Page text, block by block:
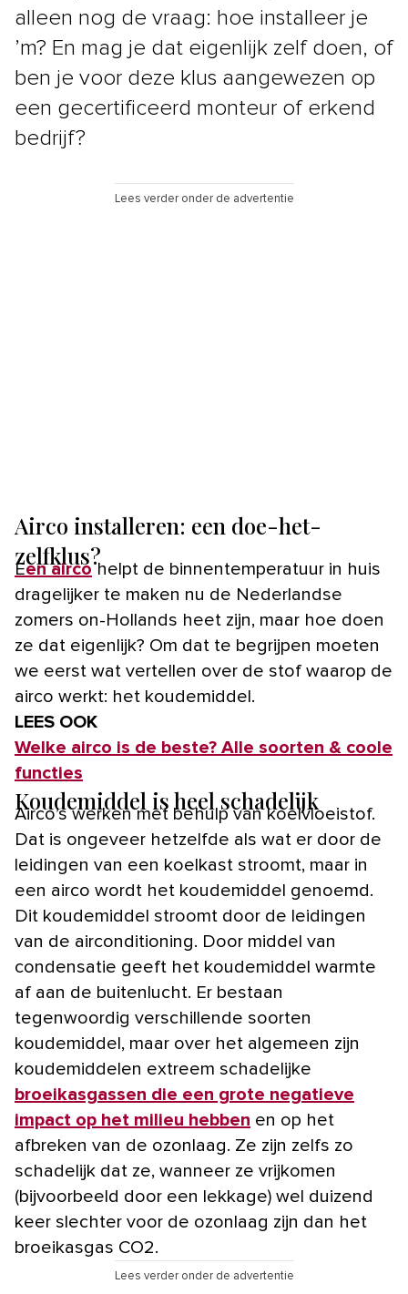
alleen nog de vraag: hoe installeer je
’m? En mag je dat eigenlijk zelf doen, of
ben je voor deze klus aangewezen op
een gecertificeerd monteur of erkend
bedrijf?
Lees verder onder de advertentie
Airco installeren: een doe-het-
zelfklus?
Een aircohelpt de binnentemperatuur in huis
dragelijker te maken nu de Nederlandse
zomers on-Hollands heet zijn, maar hoe doen
ze dat eigenlijk? Om dat te begrijpen moeten
we eerst wat vertellen over de stof waarop de
airco werkt: het koudemiddel.
LEES OOK
Welke airco is de beste? Alle soorten & coole
functies
Koudemiddel is heel schadelijk
Airco’s werken met behulp van koelvloeistof.
Dat is ongeveer hetzelfde als wat er door de
leidingen van een koelkast stroomt, maar in
een airco wordt het koudemiddel genoemd.
Dit koudemiddel stroomt door de leidingen
van de airconditioning. Door middel van
condensatie geeft het koudemiddel warmte
af aan de buitenlucht. Er bestaan
tegenwoordig verschillende soorten
koudemiddel, maar over het algemeen zijn
koudemiddelen extreem schadelijke
broeikasgassen die een grote negatieve
impact op het milieu hebben en op het
afbreken van de ozonlaag. Ze zijn zelfs zo
schadelijk dat ze, wanneer ze vrijkomen
(bijvoorbeeld door een lekkage) wel duizend
keer slechter voor de ozonlaag zijn dan het
broeikasgas CO2.
Lees verder onder de advertentie